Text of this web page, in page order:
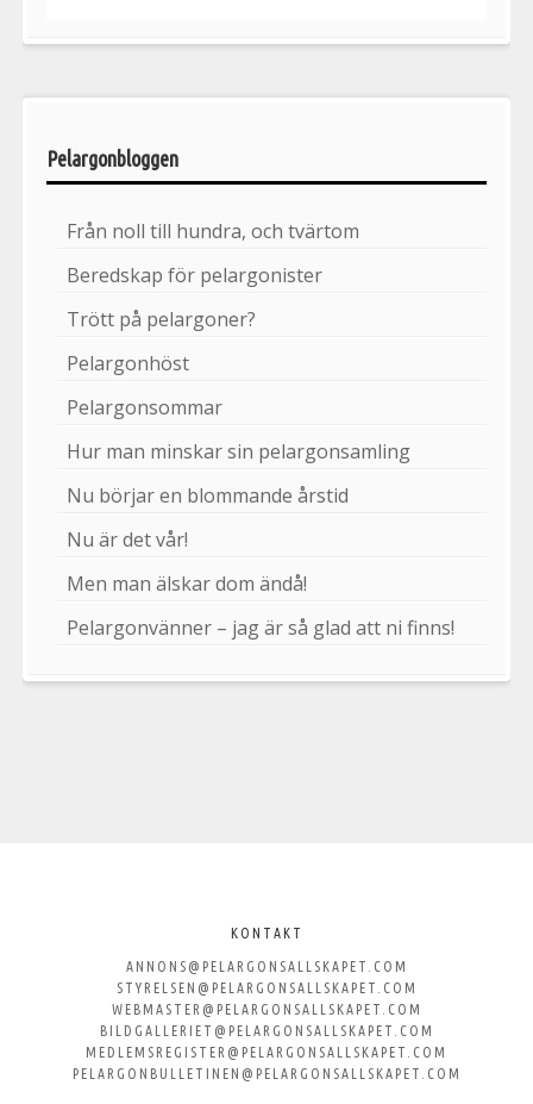
Pelargonbloggen
Från noll till hundra, och tvärtom
Beredskap för pelargonister
Trött på pelargoner?
Pelargonhöst
Pelargonsommar
Hur man minskar sin pelargonsamling
Nu börjar en blommande årstid
Nu är det vår!
Men man älskar dom ändå!
Pelargonvänner – jag är så glad att ni finns!
Svenska
Pelargonsällskapet
KONTAKT
ANNONS@PELARGONSALLSKAPET.COM
STYRELSEN@PELARGONSALLSKAPET.COM
WEBMASTER@PELARGONSALLSKAPET.COM
BILDGALLERIET@PELARGONSALLSKAPET.COM
MEDLEMSREGISTER@PELARGONSALLSKAPET.COM
PELARGONBULLETINEN@PELARGONSALLSKAPET.COM